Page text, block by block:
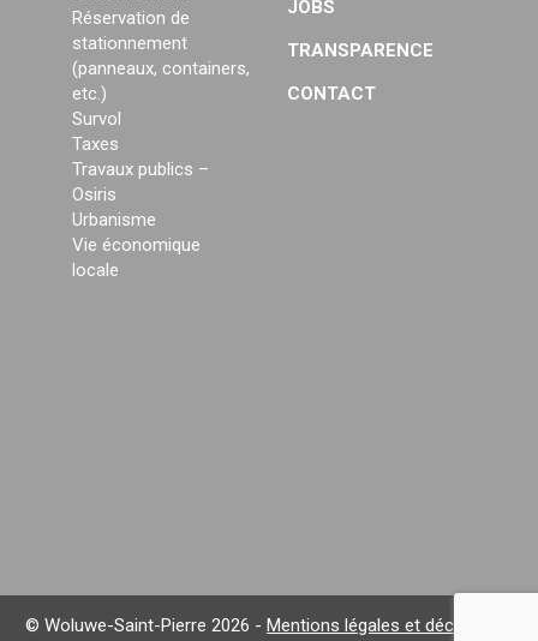
Réservation de
stationnement
(panneaux, containers,
etc.)
Survol
Taxes
Travaux publics –
Osiris
Urbanisme
Vie économique
locale
JOBS
TRANSPARENCE
CONTACT
© Woluwe-Saint-Pierre 2026 - Mentions légales et déclaration